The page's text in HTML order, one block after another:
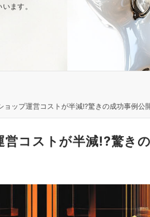
ます。
ョップ運営コストが半減!?驚きの成功事例公
コストが半減!?驚きの